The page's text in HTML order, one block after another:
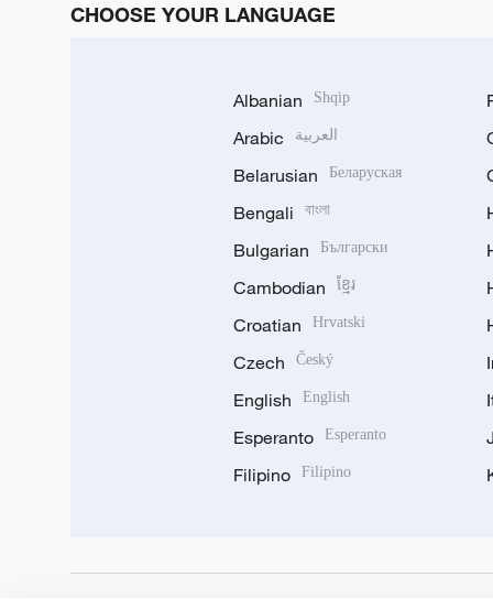
CHOOSE YOUR LANGUAGE
Albanian Shqip
Arabic العربية
Belarusian Беларуская
Bengali বাংলা
Bulgarian Български
Cambodian ខ្មែរ
Croatian Hrvatski
Czech Český
English English
Esperanto Esperanto
Filipino Filipino